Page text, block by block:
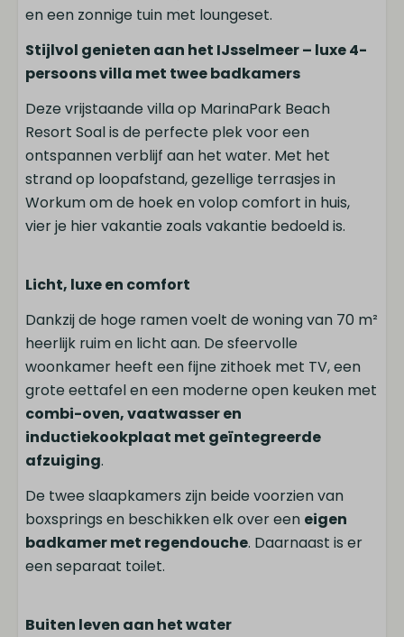
Kookplaat
Waterkoker
Bestek
Pannenset
Broodrooster
Koffiecupmachine
Koelkast
Badkamer
Föhn
Buiten
Parasol
Buitenterras
Faciliteiten
Tennisbaan
Basketbalveld
Skatepark
Speeltuin
Restaurant
E-chopper verhuur
en een zonnige tuin met loungeset.
Stijlvol genieten aan het IJsselmeer – luxe 4-
persoons villa met twee badkamers
Deze vrijstaande villa op MarinaPark Beach
Resort Soal is de perfecte plek voor een
ontspannen verblijf aan het water. Met het
strand op loopafstand, gezellige terrasjes in
Workum om de hoek en volop comfort in huis,
vier je hier vakantie zoals vakantie bedoeld is.
Licht, luxe en comfort
Dankzij de hoge ramen voelt de woning van 70 m²
heerlijk ruim en licht aan. De sfeervolle
woonkamer heeft een fijne zithoek met TV, een
grote eettafel en een moderne open keuken met
combi-oven, vaatwasser en
inductiekookplaat met geïntegreerde
afzuiging.
De twee slaapkamers zijn beide voorzien van
boxsprings en beschikken elk over een eigen
badkamer met regendouche. Daarnaast is er
een separaat toilet.
Buiten leven aan het water